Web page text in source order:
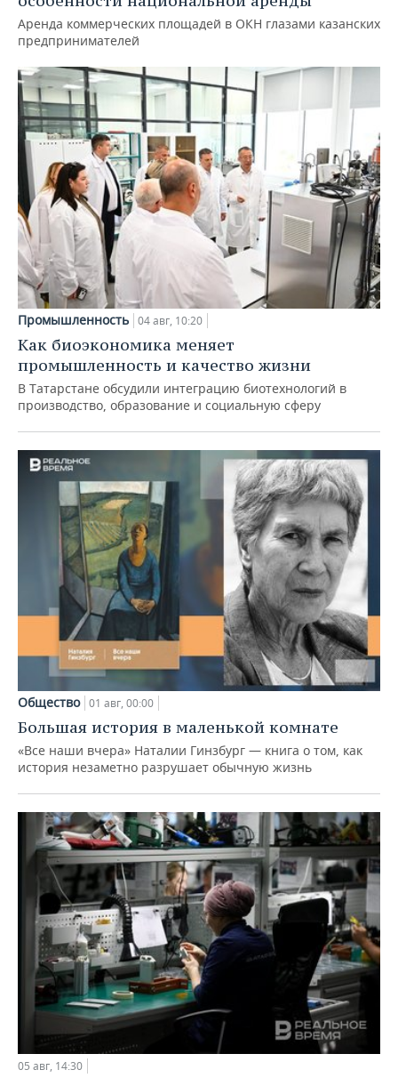
Аренда коммерческих площадей в ОКН глазами казанских
предпринимателей
Промышленность 04 авг, 10:20
Как биоэкономика меняет
промышленность и качество жизни
В Татарстане обсудили интеграцию биотехнологий в
производство, образование и социальную сферу
Общество 01 авг, 00:00
Большая история в маленькой комнате
«Все наши вчера» Наталии Гинзбург — книга о том, как
история незаметно разрушает обычную жизнь
05 авг, 14:30